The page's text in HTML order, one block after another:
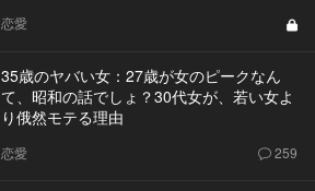
恋愛
35歳のヤバい女：27歳が女のピークなん
て、昭和の話でしょ？30代女が、若い女よ
り俄然モテる理由
恋愛 259